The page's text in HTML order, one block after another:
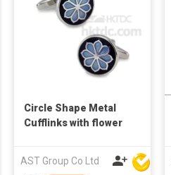
Circle Shape Metal
Cufflinks with flower
AST Group Co Ltd